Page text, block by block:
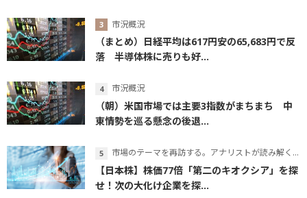
市況概況
（まとめ）日経平均は617円安の65,683円で反
落 半導体株に売りも好...
市況概況
（朝）米国市場では主要3指数がまちまち 中
東情勢を巡る懸念の後退...
市場のテーマを再訪する。アナリストが読み解くテーマの本質
【日本株】株価77倍「第二のキオクシア」を探
せ！次の大化け企業を探...